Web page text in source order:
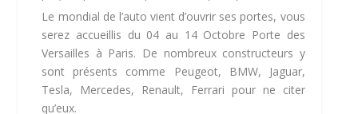
Le mondial de l’auto vient d’ouvrir ses portes, vous
serez accueillis du 04 au 14 Octobre Porte des
Versailles à Paris. De nombreux constructeurs y
sont présents comme Peugeot, BMW, Jaguar,
Tesla, Mercedes, Renault, Ferrari pour ne citer
qu’eux.